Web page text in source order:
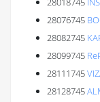
28076745
28082745
28099745
28111745
28128745